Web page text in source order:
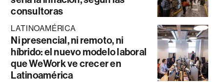
consultoras
LATINOAMÉRICA
Ni presencial, ni remoto, ni
híbrido: el nuevo modelo laboral
que WeWork ve crecer en
Latinoamérica